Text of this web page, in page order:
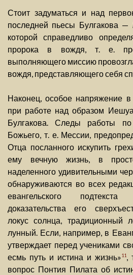
Стоит задуматься и над
последней пьесы Булгакова —
которой справедливо
пророка в вождя, т. е.
выполняющего миссию
вождя, представляющего себя
Наконец, особое напряжение в
при работе над образом
Булгакова. Следы работы
Божьего, т. е. Мессии,
Отца посланного искупить
ему вечную жизнь, в
наделенного удивительными
обнаруживаются во всех
евангельского
доказательства его
локус солнца, традиционный
лунный. Если, например, в
утверждает перед учениками
есмь путь и истина и жизнь»11,
вопрос Понтия Пилата об